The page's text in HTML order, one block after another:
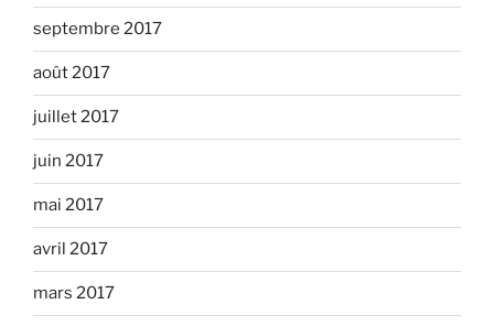
septembre 2017
août 2017
juillet 2017
juin 2017
mai 2017
avril 2017
mars 2017